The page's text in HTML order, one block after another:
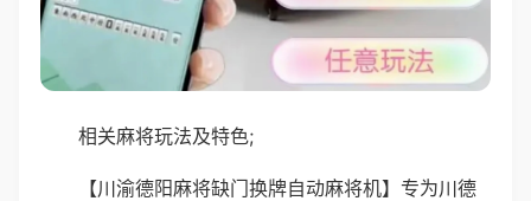
相关麻将玩法及特色;
【川渝德阳麻将缺门换牌自动麻将机】专为川德